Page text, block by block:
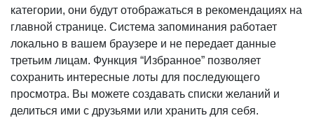
категории, они будут отображаться в рекомендациях на
главной странице. Система запоминания работает
локально в вашем браузере и не передает данные
третьим лицам. Функция “Избранное” позволяет
сохранить интересные лоты для последующего
просмотра. Вы можете создавать списки желаний и
делиться ими с друзьями или хранить для себя.